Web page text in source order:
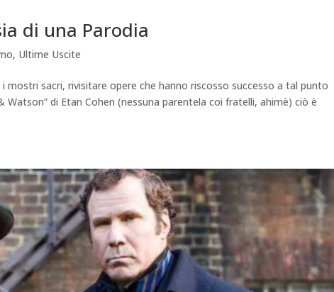
di una Parodia
, Ultime Uscite
mostri sacri, rivisitare opere che hanno riscosso successo a tal punto
di Etan Cohen (nessuna parentela coi fratelli, ahimè) ciò è